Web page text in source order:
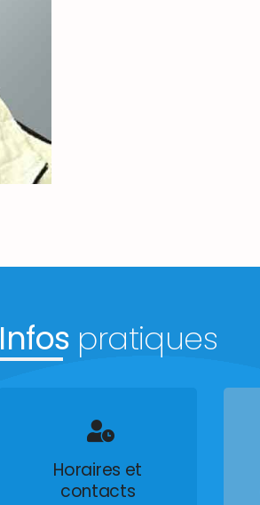
Infos pratiques
Horaires et
contacts